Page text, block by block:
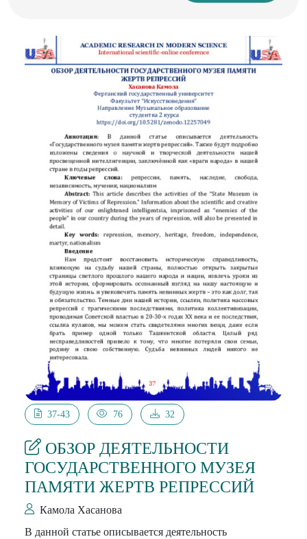
37-43 76 32
ОБЗОР ДЕЯТЕЛЬНОСТИ
ГОСУДАРСТВЕННОГО МУЗЕЯ
ПАМЯТИ ЖЕРТВ РЕПРЕССИЙ
Камола Хасанова
В данной статье описывается деятельность